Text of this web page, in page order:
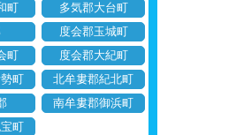
町
多気郡大台町
度会郡玉城町
町
度会郡大紀町
町
北牟婁郡紀北町
南牟婁郡御浜町
町